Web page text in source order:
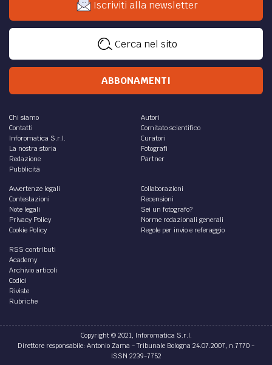
Il governo ha messo in campo una serie di interventi per
sostenere gli studi legali ed evitare i licenziamenti
(Recovery Plan).
DIRITTO / Attività senza scopo di lucro e
Se avete necessità di condurre attività senza scopo di
lucro in Irlanda, la forma giuridica adatta è la CLG -
company limited by guarantee.
diSerena De Palma
DIRITTO /
Patti parasociali e azionista di
minoranza in Irlanda
piuttosto diffusa, soprattutto nel caso si costituisca una
joint venture societaria.
diSerena De Palma
LETTERATURA / EUREKA STREET di Robert McLiam
Recensione al libro EUREKA STREET di Robert McLiam